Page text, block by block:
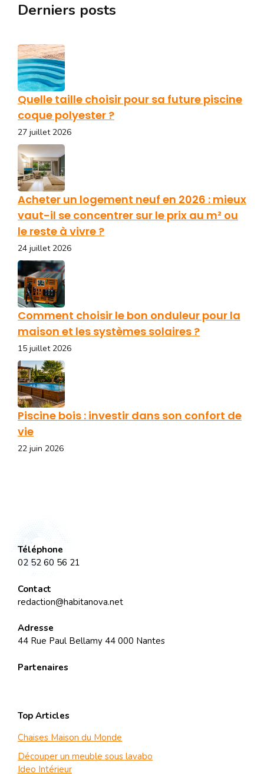
Derniers posts
Quelle taille choisir pour sa future piscine
coque polyester ?
27 juillet 2026
Acheter un logement neuf en 2026 : mieux
vaut-il se concentrer sur le prix au m² ou
le reste à vivre ?
24 juillet 2026
Comment choisir le bon onduleur pour la
maison et les systèmes solaires ?
15 juillet 2026
Piscine bois : investir dans son confort de
vie
22 juin 2026
Téléphone
02 52 60 56 21
Contact
redaction@habitanova.net
Adresse
44 Rue Paul Bellamy 44 000 Nantes
Partenaires
Top Articles
Chaises Maison du Monde
Découper un meuble sous lavabo
Ideo Intérieur